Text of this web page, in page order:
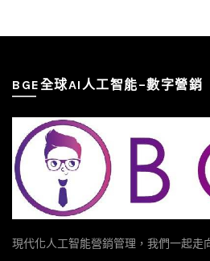
BGE全球AI人工智能–數字營銷
現代化人工智能營銷管理，我們一起走